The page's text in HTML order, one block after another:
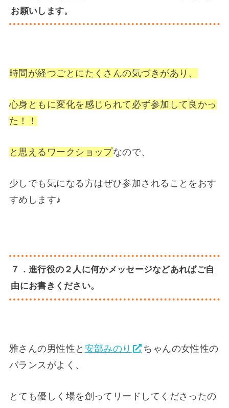
お願いします。
時間が経つごとにたくさんの気づきがあり、
心身ともに変化を感じられて必ず参加して良かっ
た！！
と思えるワークショップなので、
少しでも気になる方はぜひ参加されることをおす
すめします♪
７．進行役の２人に何かメッセージなどあればご自
由にお書きください。
雅さんの男性性と 安部みのり
ちゃんの女性性の
バランスがよく、
とても優しく場を創ってリードしてくださったの